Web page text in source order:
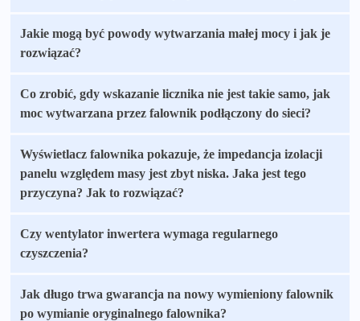
Jakie mogą być powody wytwarzania małej mocy i jak je
rozwiązać?
Co zrobić, gdy wskazanie licznika nie jest takie samo, jak
moc wytwarzana przez falownik podłączony do sieci?
Wyświetlacz falownika pokazuje, że impedancja izolacji
panelu względem masy jest zbyt niska. Jaka jest tego
przyczyna? Jak to rozwiązać?
Czy wentylator inwertera wymaga regularnego
czyszczenia?
Jak długo trwa gwarancja na nowy wymieniony falownik
po wymianie oryginalnego falownika?